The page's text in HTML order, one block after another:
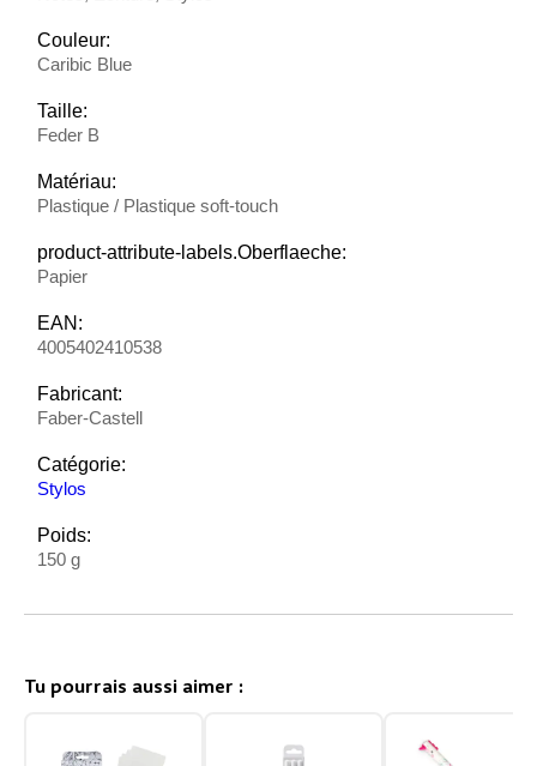
Couleur:
Caribic Blue
Taille:
Feder B
Matériau:
Plastique / Plastique soft-touch
product-attribute-labels.Oberflaeche:
Papier
EAN:
4005402410538
Fabricant:
Faber-Castell
Catégorie:
Stylos
Poids:
150 g
Tu pourrais aussi aimer :